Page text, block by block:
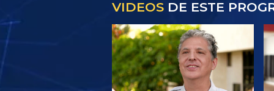
VIDEOS DE ESTE